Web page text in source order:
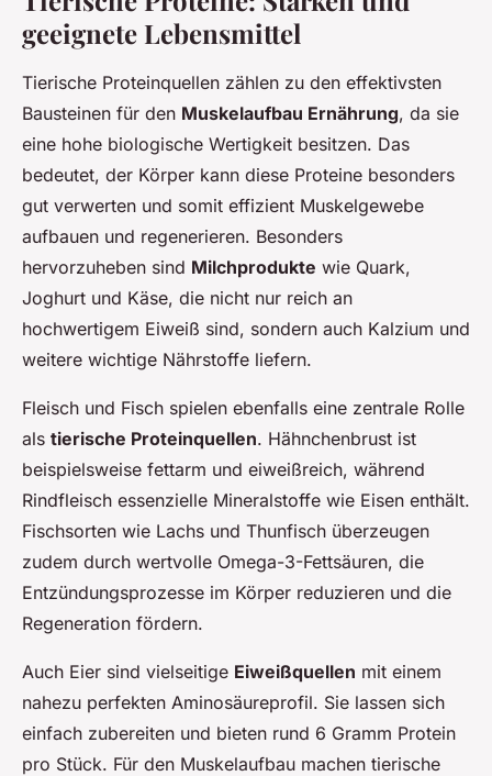
geeignete Lebensmittel
Tierische Proteinquellen zählen zu den effektivsten
Bausteinen für den Muskelaufbau Ernährung, da sie
eine hohe biologische Wertigkeit besitzen. Das
bedeutet, der Körper kann diese Proteine besonders
gut verwerten und somit effizient Muskelgewebe
aufbauen und regenerieren. Besonders
hervorzuheben sind Milchprodukte wie Quark,
Joghurt und Käse, die nicht nur reich an
hochwertigem Eiweiß sind, sondern auch Kalzium und
weitere wichtige Nährstoffe liefern.
Fleisch und Fisch spielen ebenfalls eine zentrale Rolle
als tierische Proteinquellen. Hähnchenbrust ist
beispielsweise fettarm und eiweißreich, während
Rindfleisch essenzielle Mineralstoffe wie Eisen enthält.
Fischsorten wie Lachs und Thunfisch überzeugen
zudem durch wertvolle Omega-3-Fettsäuren, die
Entzündungsprozesse im Körper reduzieren und die
Regeneration fördern.
Auch Eier sind vielseitige Eiweißquellen mit einem
nahezu perfekten Aminosäureprofil. Sie lassen sich
einfach zubereiten und bieten rund 6 Gramm Protein
pro Stück. Für den Muskelaufbau machen tierische